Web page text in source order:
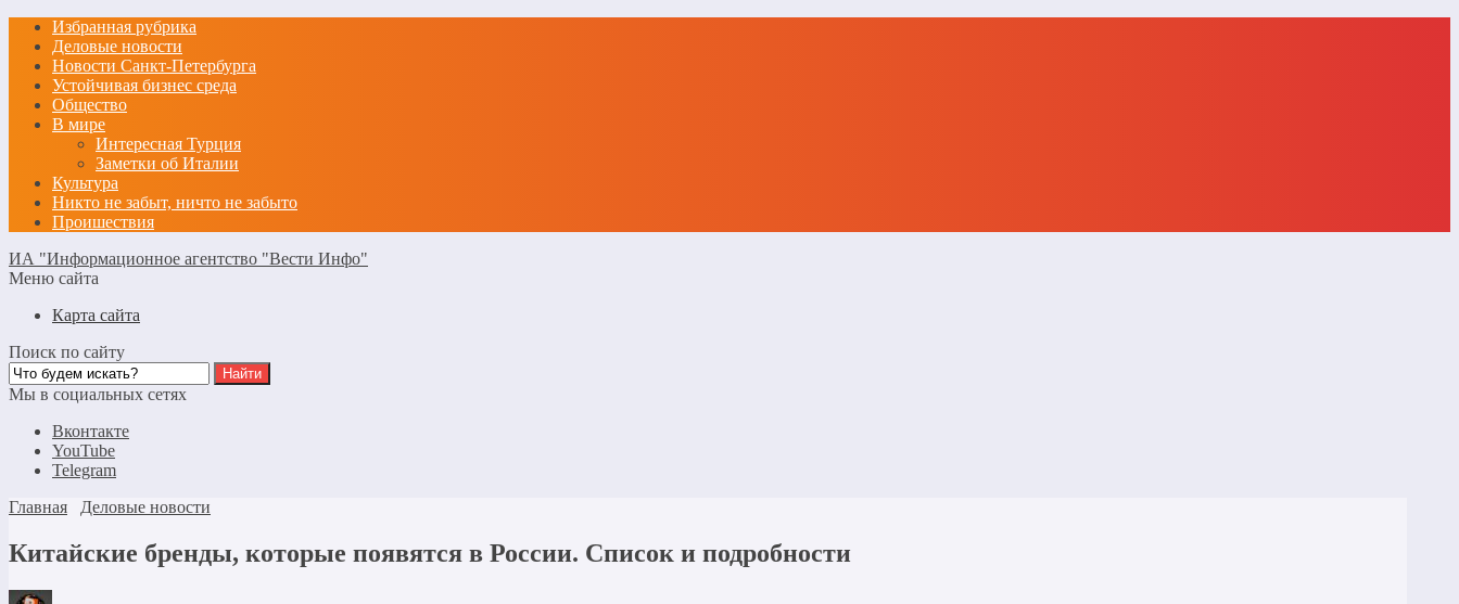
Избранная рубрика
Деловые новости
Новости Санкт-Петербурга
Устойчивая бизнес среда
Общество
В мире
Интересная Турция
Заметки об Италии
Культура
Никто не забыт, ничто не забыто
Проишествия
ИА "Информационное агентство "Вести Инфо"
Меню сайта
Карта сайта
Поиск по сайту
Мы в социальных сетях
Вконтакте
YouTube
Telegram
Главная
Деловые новости
Китайские бренды, которые появятся в России. Список и подробности